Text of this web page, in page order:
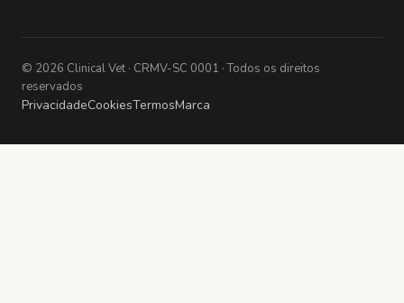
© 2026 Clinical Vet · CRMV-SC 0001 · Todos os direitos
reservados
PrivacidadeCookiesTermosMarca